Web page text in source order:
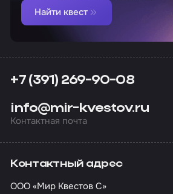
Найти квест
+7 (391) 269-90-08
info@mir-kvestov.ru
Контактная почта
Контактный адрес
ООО «Мир Квестов С»